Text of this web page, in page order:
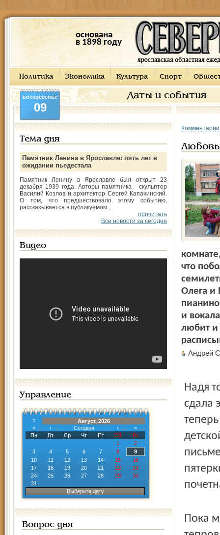
основана
в 1898 году
Политика Экономика Культура Спорт
Даты и события
воскресенье
09
Тема дня
Памятник Ленина в Ярославле: пять лет в
ожидании пьедестала
Памятник Ленину в Ярославле был открыт 23
декабря 1939 года. Авторы памятника - скульптор
Василий Козлов и архитектор Сергей Капачинский.
О том, что предшествовало этому событию,
рассказывается в публикуемом ...
прочитать
Все новости за сегодня
Видео
Управление
?
Август, 2026
«
‹ Сегодня ›
»
Пн
Вт Ср Чт Пт Сб
Вс
1
2
3
4 5 6 7 8
9
10
11 12 13 14 15
16
17
18 19 20 21 22
23
24
25 26 27 28 29
30
31
Выберите дату
Вопрос дня
что
Олега и
и
любит и
Андрей
Надя
сдала
Пока